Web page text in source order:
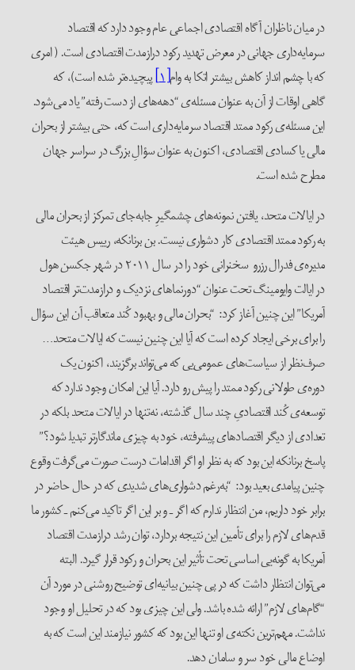
در میان ناظران آگاه اقتصادی اجماعی عام وجود دارد که اقتصاد
سرمایه‌داری جهانی در معرض تهدید رکود درازمدت اقتصادی است. ( امری
که با چشم انداز کاهش بیشتر اتکا به وام[۱] پیچیده‌تر شده است)، که
گاهی اوقات از آن به عنوان مسئله‌ی “دهه‌های از دست رفته” یاد می‌شود.
این مسئله‌ی رکود ممتد اقتصاد سرمایه‌داری است که، حتی بیشتر از بحران
مالی یا کسادی اقتصادی، اکنون به عنوان سؤالِ بزرگ در سراسر جهان
مطرح شده است.
در ایالات متحد، یافتن نمونه‌های چشمگیرِ جابه‌جا‌ی تمرکز از بحران مالی
به رکود ممتد اقتصادی کار دشواری نیست. بن برنانکه، رییس هیئت
مدیره‌ی فدرال رزرو سخنرانی خود را در سال ۲۰۱۱ در شهر جکسن هول
در ایالت وایومینگ تحت عنوان “دورنماهای نزدیک و درازمدت‌تر اقتصاد
آمریکا” این چنین آغاز کرد: “بحران مالی و بهبود کُند متعاقب آن این سؤال
را برای برخی ایجاد کرده است که آیا این چنین نیست که ایالات متحد…
صرف‌نظر از سیاست‌های عمومی‌یی که می‌تواند برگزیند، اکنون یک
دوره‌ی طولانی رکود ممتد را پیش رو دارد. آیا این امکان وجود ندارد که
توسعه‌ی کُند اقتصادیِ چند سال گذشته، نه‌تنها در ایالات متحد بلکه در
تعدادی از دیگر اقتصادهای پیشرفته‌، خود به چیزی ماندگارتر تبدیل‍ شود؟”
پاسخ برنانکه این بود که به نظر او اگر اقدامات درست صورت می‌گرفت وقوع
چنین پیامدی بعید بود: “به‌رغم دشواری‌های شدیدی که در حال حاضر در
برابر خود داریم، من انتظار ندارم که اگر ـ و بر این اگر تاکید می‌کنم ـ کشور ما
قدم‌های لازم را برای تأمین این نتیجه بردارد، توان رشد درازمدت اقتصاد
آمریکا به گونه‌یی اساسی تحت تأثیر این بحران و رکود قرار گیرد. البته
می‌توان انتظار داشت که در پی چنین بیانیه‌ای توضیح روشنی در مورد آن
“گام‌های لازم” ارائه شده باشد. ولی این چیزی بود که در تحلیل او وجود
نداشت. مهم‌ترین نکته‌ی او تنها این بود که کشور نیازمند این است که به
اوضاع مالی خود سر و سامان دهد.